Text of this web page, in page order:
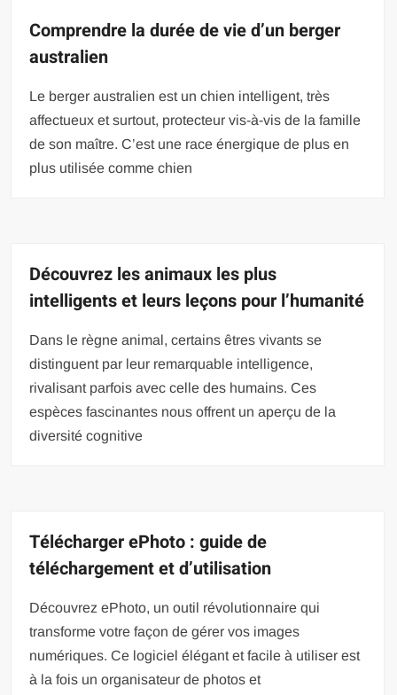
Comprendre la durée de vie d’un berger
australien
Le berger australien est un chien intelligent, très
affectueux et surtout, protecteur vis-à-vis de la famille
de son maître. C’est une race énergique de plus en
plus utilisée comme chien
Découvrez les animaux les plus
intelligents et leurs leçons pour l’humanité
Dans le règne animal, certains êtres vivants se
distinguent par leur remarquable intelligence,
rivalisant parfois avec celle des humains. Ces
espèces fascinantes nous offrent un aperçu de la
diversité cognitive
Télécharger ePhoto : guide de
téléchargement et d’utilisation
Découvrez ePhoto, un outil révolutionnaire qui
transforme votre façon de gérer vos images
numériques. Ce logiciel élégant et facile à utiliser est
à la fois un organisateur de photos et